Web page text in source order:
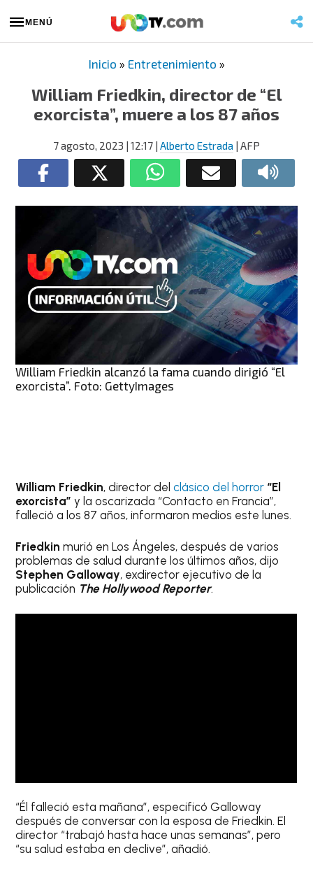
MENÚ
Inicio » Entretenimiento »
William Friedkin, director de “El
exorcista”, muere a los 87 años
7 agosto, 2023 | 12:17 | Alberto Estrada | AFP
William Friedkin alcanzó la fama cuando dirigió “El
exorcista”. Foto: GettyImages
William Friedkin, director del clásico del horror “El
exorcista” y la oscarizada “Contacto en Francia”,
falleció a los 87 años, informaron medios este lunes.
Friedkin murió en Los Ángeles, después de varios
problemas de salud durante los últimos años, dijo
Stephen Galloway, exdirector ejecutivo de la
publicación The Hollywood Reporter.
“Él falleció esta mañana”, especificó Galloway
después de conversar con la esposa de Friedkin. El
director “trabajó hasta hace unas semanas”, pero
“su salud estaba en declive”, añadió.